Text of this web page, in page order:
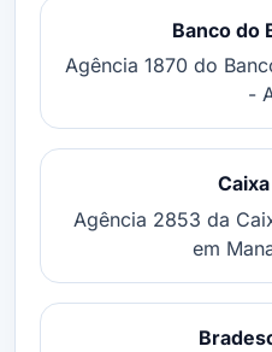
Banco do
Agência 1870 do
-
Agência 2853 da
em